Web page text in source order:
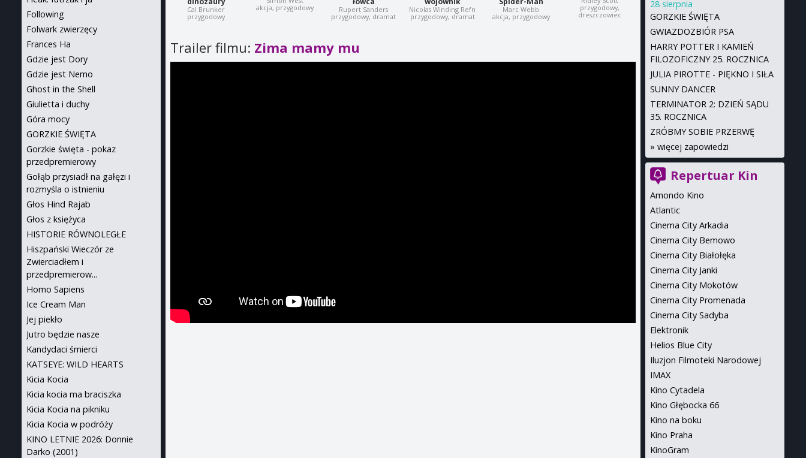
Cal Brunker
przygodowy
akcja, przygodowy
Rupert Sanders
przygodowy, dramat
Nicolas Winding Refn
przygodowy, dramat
Marc Webb
akcja, przygodowy
przygodowy,
dreszczowiec
Trailer filmu: Zima mamy mu
28 sierpnia
GORZKIE ŚWIĘTA
GWIAZDOZBIÓR PSA
HARRY POTTER I KAMIEŃ
FILOZOFICZNY 25. ROCZNICA
JULIA PIROTTE - PIĘKNO I SIŁA
SUNNY DANCER
TERMINATOR 2: DZIEŃ SĄDU
35. ROCZNICA
ZRÓBMY SOBIE PRZERWĘ
» więcej zapowiedzi
Repertuar Kin
Amondo Kino
Atlantic
Cinema City Arkadia
Cinema City Bemowo
Cinema City Białołęka
Cinema City Janki
Cinema City Mokotów
Cinema City Promenada
Cinema City Sadyba
Elektronik
Helios Blue City
Iluzjon Filmoteki Narodowej
IMAX
Kino Cytadela
Kino Głębocka 66
Kino na boku
Kino Praha
KinoGram
Following
Folwark zwierzęcy
Frances Ha
Gdzie jest Dory
Gdzie jest Nemo
Ghost in the Shell
Giulietta i duchy
Góra mocy
GORZKIE ŚWIĘTA
Gorzkie święta - pokaz
przedpremierowy
Gołąb przysiadł na gałęzi i
rozmyśla o istnieniu
Głos Hind Rajab
Głos z księżyca
HISTORIE RÓWNOLEGŁE
Hiszpański Wieczór ze
Zwierciadłem i
przedpremierow...
Homo Sapiens
Ice Cream Man
Jej piekło
Jutro będzie nasze
Kandydaci śmierci
KATSEYE: WILD HEARTS
Kicia Kocia
Kicia kocia ma braciszka
Kicia Kocia na pikniku
Kicia Kocia w podróży
KINO LETNIE 2026: Donnie
Darko (2001)